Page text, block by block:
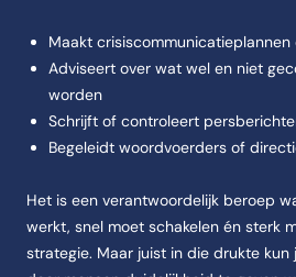
Maakt crisiscommunicatieplannen
Adviseert over wat wel en niet
worden
Schrijft of controleert
Begeleidt woordvoerders of
Het is een verantwoordelijk beroep
werkt, snel moet schakelen én sterk
strategie. Maar juist in die drukte kun